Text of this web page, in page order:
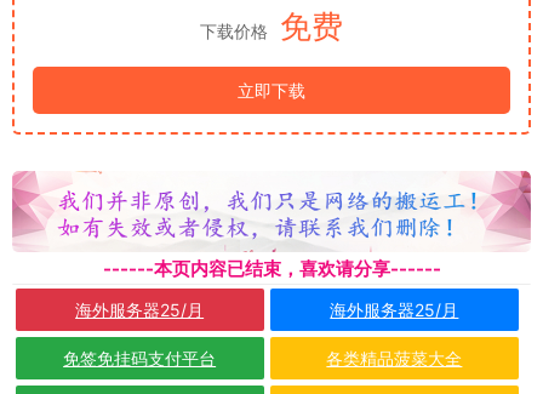
下载价格 免费
立即下载
------本页内容已结束，喜欢请分享------
海外服务器25/月 海外服务器25/月
免签免挂码支付平台 各类精品菠菜大全